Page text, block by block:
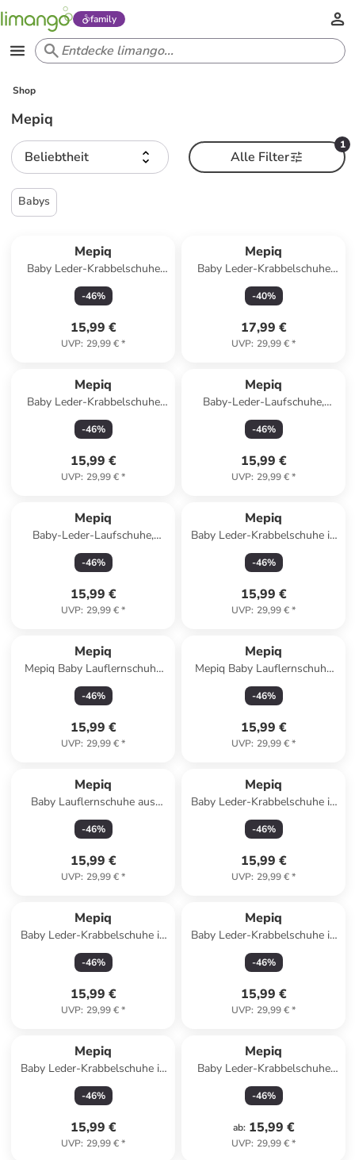
family
Shop
Mepiq
Beliebtheit
1
Alle Filter
Babys
Mepiq
Baby Leder-Krabbelschuhe
"Elefant" in Grau
-46%
15,99 €
UVP: 29,99 €*
Mepiq
Baby Leder-Krabbelschuhe
"Küken" in Türkis
-40%
17,99 €
UVP: 29,99 €*
Mepiq
Baby Leder-Krabbelschuhe
"Fuchs" in Dunkelblau
-46%
15,99 €
UVP: 29,99 €*
Mepiq
Baby-Leder-Laufschuhe,
komfortabel mit rutschfester
Sohle - Vogelmotiv
-46%
15,99 €
UVP: 29,99 €*
Mepiq
Baby-Leder-Laufschuhe,
komfortabel mit rutschfester
Sohle - Weiß
-46%
15,99 €
UVP: 29,99 €*
Mepiq
Baby Leder-Krabbelschuhe in
Dunkelblau
-46%
15,99 €
UVP: 29,99 €*
Mepiq
Mepiq Baby Lauflernschuhe
aus 100 % Leder mit
rutschfester Sohle
-46%
15,99 €
UVP: 29,99 €*
Mepiq
Mepiq Baby Lauflernschuhe
aus 100 % Leder mit
rutschfester Sohle
-46%
15,99 €
UVP: 29,99 €*
Mepiq
Baby Lauflernschuhe aus
Leder mit Gummisohle
rutschfest
-46%
15,99 €
UVP: 29,99 €*
Mepiq
Baby Leder-Krabbelschuhe in
Rosa
-46%
15,99 €
UVP: 29,99 €*
Mepiq
Baby Leder-Krabbelschuhe in
Braun
-46%
15,99 €
UVP: 29,99 €*
Mepiq
Baby Leder-Krabbelschuhe in
Schwarz
-46%
15,99 €
UVP: 29,99 €*
Mepiq
Baby Leder-Krabbelschuhe in
Hellbraun
-46%
15,99 €
UVP: 29,99 €*
Mepiq
Baby Leder-Krabbelschuhe
"Fuchs" in Schwarz
-46%
ab: 15,99 €
UVP: 29,99 €*